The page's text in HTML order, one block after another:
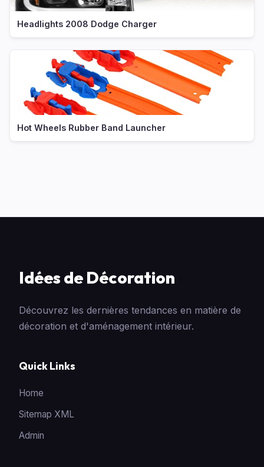
Headlights 2008 Dodge Charger
Hot Wheels Rubber Band Launcher
Idées de Décoration
Découvrez les dernières tendances en matière de
décoration et d'aménagement intérieur.
Quick Links
Home
Sitemap XML
Admin